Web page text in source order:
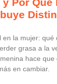
en la mujer: qué
grasa a la
hace que
en cambiar.